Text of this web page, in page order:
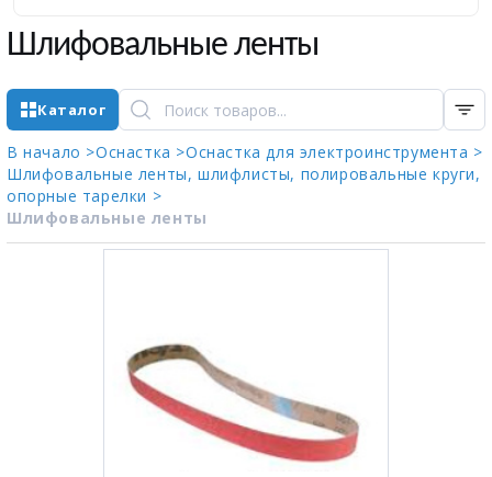
Шлифовальные ленты
Каталог
В начало >Оснастка >Оснастка для электроинструмента >
Шлифовальные ленты, шлифлисты, полировальные круги,
опорные тарелки >
Шлифовальные ленты